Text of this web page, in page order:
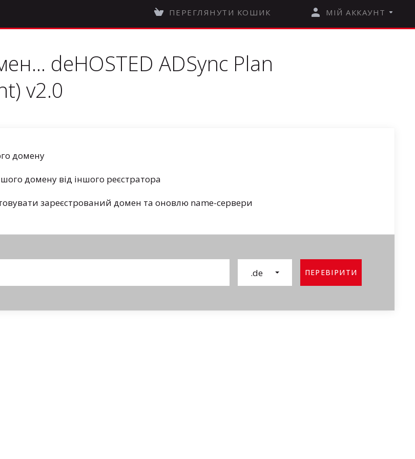
ПЕРЕГЛЯНУТИ КОШИК МІЙ АККАУНТ
deHOSTED ADSync Plan
v2.0
домену
домену від іншого реєстратора
зареєстрований домен та оновлю name-сервери
.de ПЕРЕВІРИТИ